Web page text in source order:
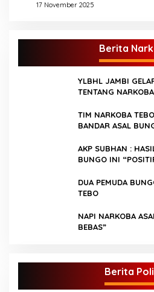
17 November 2025
Berita
YLBHL JAMBI
TENTANG
TIM NARKOBA
BANDAR ASAL
AKP SUBHAN :
BUNGO INI
DUA PEMUDA
TEBO
NAPI NARKOBA
BEBAS”
Berita
Menangkan Jumiwan –